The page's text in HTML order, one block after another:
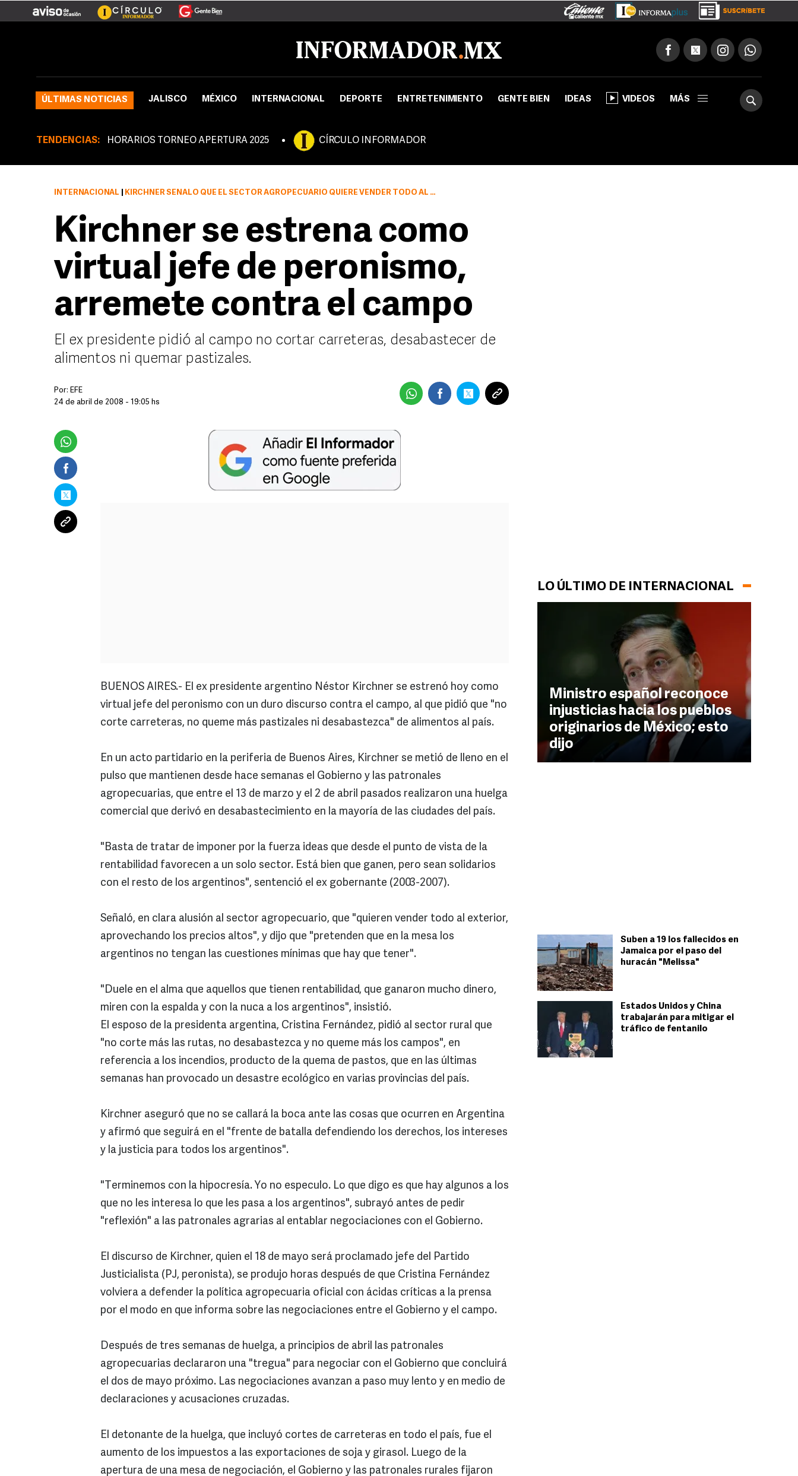
ÚLTIMAS NOTICIAS JALISCO MÉXICO INTERNACIONAL DEPORTE ENTRETENIMIENTO GENTE BIEN IDEAS VIDEOS MÁS
TENDENCIAS: HORARIOS TORNEO APERTURA 2025 CÍRCULO INFORMADOR
LO ÚLTIMO DE INTERNACIONAL
Ministro español reconoce
injusticias hacia los pueblos
originarios de México; esto
dijo
Suben a 19 los fallecidos en
Jamaica por el paso del
huracán "Melissa"
Estados Unidos y China
trabajarán para mitigar el
tráfico de fentanilo
INTERNACIONAL KIRCHNER SEÑALÓ QUE EL SECTOR AGROPECUARIO QUIERE VENDER TODO AL EXTERIOR
Kirchner se estrena como
virtual jefe de peronismo,
arremete contra el campo
El ex presidente pidió al campo no cortar carreteras, desabastecer de
alimentos ni quemar pastizales.
Por: EFE
24 de abril de 2008 - 19:05 hs
BUENOS AIRES.- El ex presidente argentino Néstor Kirchner se estrenó hoy como
virtual jefe del peronismo con un duro discurso contra el campo, al que pidió que "no
corte carreteras, no queme más pastizales ni desabastezca" de alimentos al país.
En un acto partidario en la periferia de Buenos Aires, Kirchner se metió de lleno en el
pulso que mantienen desde hace semanas el Gobierno y las patronales
agropecuarias, que entre el 13 de marzo y el 2 de abril pasados realizaron una huelga
comercial que derivó en desabastecimiento en la mayoría de las ciudades del país.
"Basta de tratar de imponer por la fuerza ideas que desde el punto de vista de la
rentabilidad favorecen a un solo sector. Está bien que ganen, pero sean solidarios
con el resto de los argentinos", sentenció el ex gobernante (2003-2007).
Señaló, en clara alusión al sector agropecuario, que "quieren vender todo al exterior,
aprovechando los precios altos", y dijo que "pretenden que en la mesa los
argentinos no tengan las cuestiones mínimas que hay que tener".
"Duele en el alma que aquellos que tienen rentabilidad, que ganaron mucho dinero,
miren con la espalda y con la nuca a los argentinos", insistió.
El esposo de la presidenta argentina, Cristina Fernández, pidió al sector rural que
"no corte más las rutas, no desabastezca y no queme más los campos", en
referencia a los incendios, producto de la quema de pastos, que en las últimas
semanas han provocado un desastre ecológico en varias provincias del país.
Kirchner aseguró que no se callará la boca ante las cosas que ocurren en Argentina
y afirmó que seguirá en el "frente de batalla defendiendo los derechos, los intereses
y la justicia para todos los argentinos".
"Terminemos con la hipocresía. Yo no especulo. Lo que digo es que hay algunos a los
que no les interesa lo que les pasa a los argentinos", subrayó antes de pedir
"reflexión" a las patronales agrarias al entablar negociaciones con el Gobierno.
El discurso de Kirchner, quien el 18 de mayo será proclamado jefe del Partido
Justicialista (PJ, peronista), se produjo horas después de que Cristina Fernández
volviera a defender la política agropecuaria oficial con ácidas críticas a la prensa
por el modo en que informa sobre las negociaciones entre el Gobierno y el campo.
Después de tres semanas de huelga, a principios de abril las patronales
agropecuarias declararon una "tregua" para negociar con el Gobierno que concluirá
el dos de mayo próximo. Las negociaciones avanzan a paso muy lento y en medio de
declaraciones y acusaciones cruzadas.
El detonante de la huelga, que incluyó cortes de carreteras en todo el país, fue el
aumento de los impuestos a las exportaciones de soja y girasol. Luego de la
apertura de una mesa de negociación, el Gobierno y las patronales rurales fijaron